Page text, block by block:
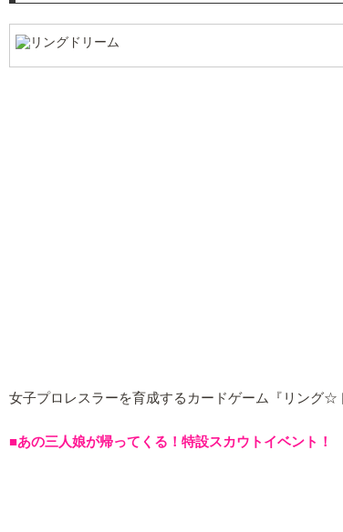
女子プロレスラーを育成するカードゲーム『リング☆
■あの三人娘が帰ってくる！特設スカウトイベント！